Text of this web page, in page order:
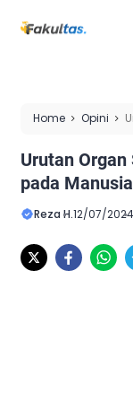
Home Opini
Urutan
pada
Reza H.12/07/2024